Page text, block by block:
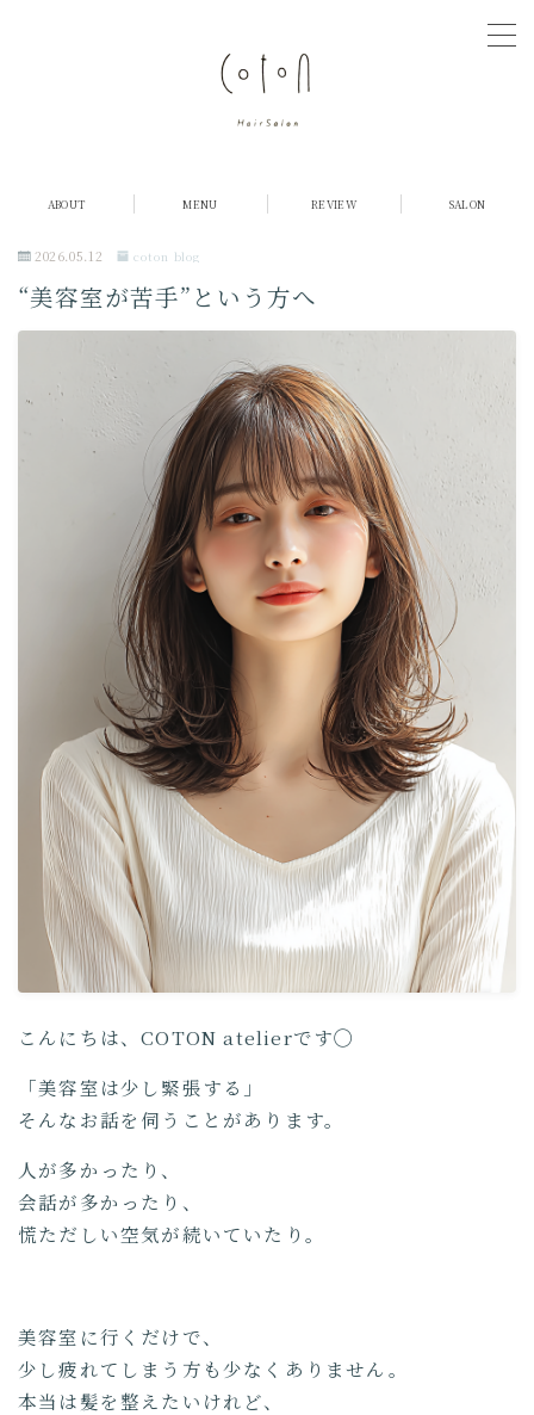
メニュー・料金
お客様の声
COTON Journal
取り扱い製品について
ABOUT MENU REVIEW SALON
2026.05.12 coton blog
“美容室が苦手”という方へ
こんにちは、COTON atelierです◯
「美容室は少し緊張する」
そんなお話を伺うことがあります。
人が多かったり、
会話が多かったり、
慌ただしい空気が続いていたり。
美容室に行くだけで、
少し疲れてしまう方も少なくありません。
本当は髪を整えたいけれど、